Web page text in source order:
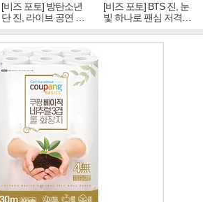
[비즈 포토] 방탄소년
단 진, 라이브 공연 중
빛나는 독보적 아우라
[비즈 포토] BTS 진, 눈
빛 하나로 팬심 저격…
독보적 카리스마